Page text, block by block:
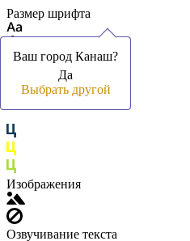
Размер шрифта
Цвет фона и шрифта
Изображения
Озвучивание текста
Ваш город Канаш?
Да
Выбрать другой
Ваш город Канаш?
Да
Выбрать другой